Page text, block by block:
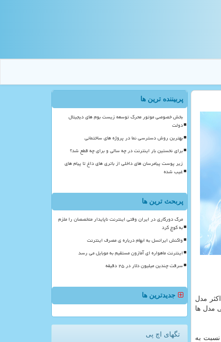
مدل
مدل ها
نسبت به
پربیننده ترین ها
بخش خصوصی موتور محرک توسعه زیست بوم های دیجیتال
دولت
بهترین روش دسترسی نما در پروژه های ساختمانی
برای نخستین بار اینترنت در چه سالی و برای چه قطع شد؟
زیر پوست پیامرسان های داخلی از باتری های داغ تا پیام های
غیب شده
پربحث ترین ها
مرگ دورکاری در ایران وقتی اینترنت ناپایدار متخصصان را ملزم
به کوچ کرد
واکنش ایرانسل به ابهام درباره ی مصرف اینترنت
اینترنت ماهواره ای آمازون مستقیم به موبایل می رسد
سرقت چندین میلیون دلار در ۲۵ دقیقه
جدیدترین ها
تگهای اچ پی